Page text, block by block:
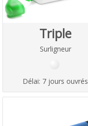
Triple
Surligneur
Délai: 7 jours ouvrés